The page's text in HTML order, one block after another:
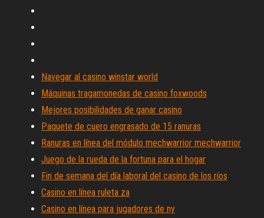
Navegar al casino winstar world
Máquinas tragamonedas de casino foxwoods
Mejores posibilidades de ganar casino
Paquete de cuero engrasado de 15 ranuras
Ranuras en línea del módulo mechwarrior mechwarrior
Juego de la rueda de la fortuna para el hogar
Fin de semana del día laboral del casino de los ríos
Casino en línea ruleta za
Casino en línea para jugadores de ny